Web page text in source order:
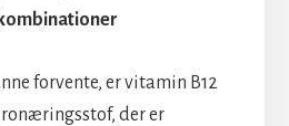
forvente, er vitamin B12
der er